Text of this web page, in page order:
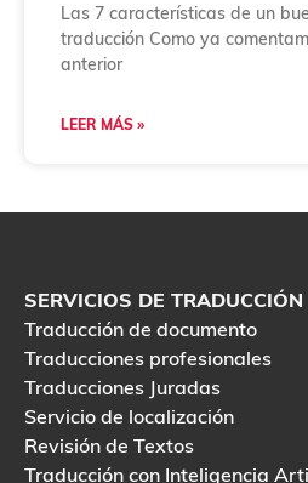
Las 7 características de un
traducción Como ya
anterior
LEER MÁS »
SERVICIOS DE TRADUCCIÓN
Traducción de documento
Traducciones profesionales
Traducciones Juradas
Servicio de localización
Revisión de Textos
Traducción con Inteligencia